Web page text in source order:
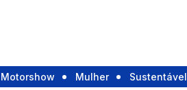
Motorshow Mulher Sustentável